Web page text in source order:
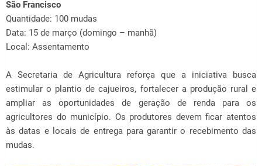
São Francisco
Quantidade: 100 mudas
Data: 15 de março (domingo – manhã)
Local: Assentamento
A Secretaria de Agricultura reforça que a iniciativa busca
estimular o plantio de cajueiros, fortalecer a produção rural e
ampliar as oportunidades de geração de renda para os
agricultores do município. Os produtores devem ficar atentos
às datas e locais de entrega para garantir o recebimento das
mudas.